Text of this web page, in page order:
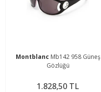
Montblanc Mb142 958 Güneş
Gözlüğü
1.828,50 TL